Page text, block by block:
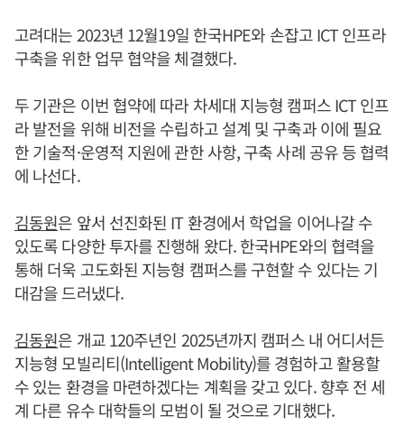
고려대는 2023년 12월19일 한국HPE와 손잡고 ICT 인프라
구축을 위한 업무 협약을 체결했다.
두 기관은 이번 협약에 따라 차세대 지능형 캠퍼스 ICT 인프
라 발전을 위해 비전을 수립하고 설계 및 구축과 이에 필요
한 기술적·운영적 지원에 관한 사항, 구축 사례 공유 등 협력
에 나선다.
김동원은 앞서 선진화된 IT 환경에서 학업을 이어나갈 수
있도록 다양한 투자를 진행해 왔다. 한국HPE와의 협력을
통해 더욱 고도화된 지능형 캠퍼스를 구현할 수 있다는 기
대감을 드러냈다.
김동원은 개교 120주년인 2025년까지 캠퍼스 내 어디서든
지능형 모빌리티(Intelligent Mobility)를 경험하고 활용할
수 있는 환경을 마련하겠다는 계획을 갖고 있다. 향후 전 세
계 다른 유수 대학들의 모범이 될 것으로 기대했다.